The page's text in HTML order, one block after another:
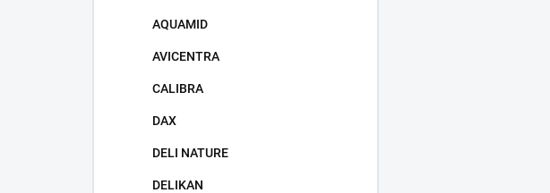
AQUAMID
AVICENTRA
CALIBRA
DAX
DELI NATURE
DELIKAN